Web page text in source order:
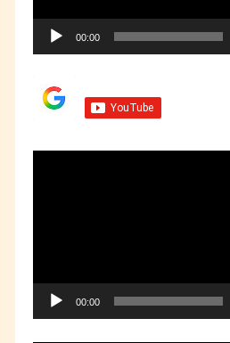
00:00
00:00